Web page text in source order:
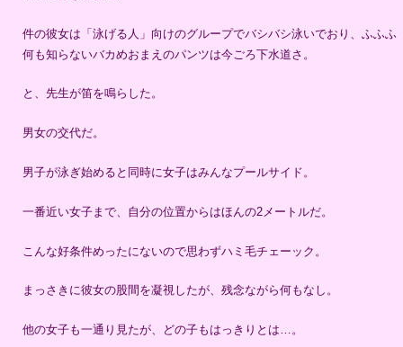
件の彼女は「泳げる人」向けのグループでバシバシ泳いでおり、ふふふ
何も知らないバカめおまえのパンツは今ごろ下水道さ。
と、先生が笛を鳴らした。
男女の交代だ。
男子が泳ぎ始めると同時に女子はみんなプールサイド。
一番近い女子まで、自分の位置からはほんの2メートルだ。
こんな好条件めったにないので思わずハミ毛チェーック。
まっさきに彼女の股間を凝視したが、残念ながら何もなし。
他の女子も一通り見たが、どの子もはっきりとは…。